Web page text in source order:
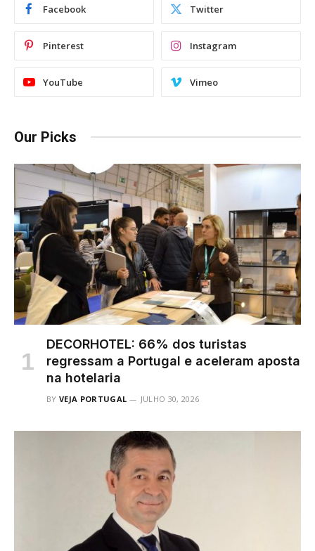
Facebook Twitter
Pinterest Instagram
YouTube Vimeo
Our Picks
DECORHOTEL: 66% dos turistas
regressam a Portugal e aceleram aposta
na hotelaria
BY VEJA PORTUGAL JULHO 30, 2026